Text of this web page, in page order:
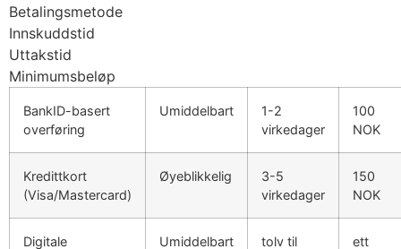
satın al
panel
panel
panel
panel
Betalingsmetode
Innskuddstid
Uttakstid
Minimumsbeløp
BankID-basert
overføring
Umiddelbart
1-2
virkedager
100
NOK
Kredittkort
(Visa/Mastercard)
Øyeblikkelig
3-5
virkedager
150
NOK
Digitale Umiddelbart tolv til ett